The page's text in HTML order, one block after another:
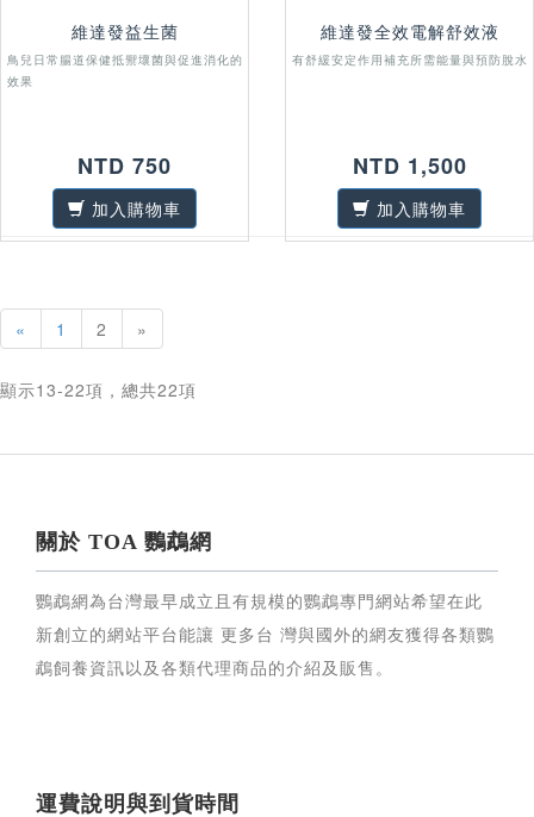
維達發益生菌
鳥兒日常腸道保健抵禦壞菌與促進消化的
效果
NTD 750
加入購物車
維達發全效電解舒效液
有舒緩安定作用補充所需能量與預防脫水
NTD 1,500
加入購物車
« 1 2 »
顯示13-22項，總共22項
關於 TOA 鸚鵡網
鸚鵡網為台灣最早成立且有規模的鸚鵡專門網站希望在此
新創立的網站平台能讓 更多台 灣與國外的網友獲得各類鸚
鵡飼養資訊以及各類代理商品的介紹及販售。
運費說明與到貨時間